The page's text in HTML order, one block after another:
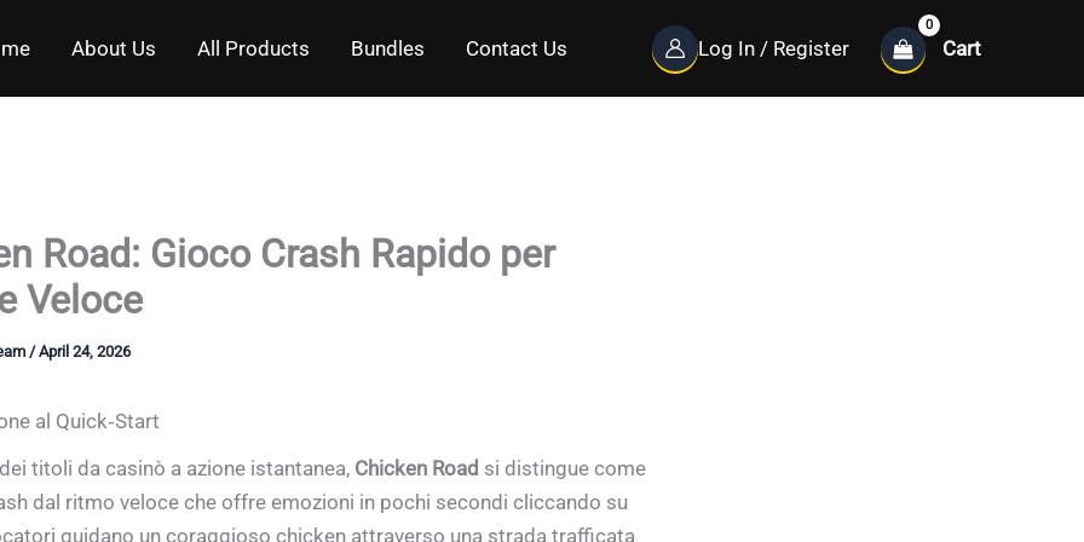
About Us All Products Bundles Contact Us Log In / Register Cart
Road: Gioco Crash Rapido per
Veloce
/April 24, 2026
al Quick‑Start
titoli da casinò a azione istantanea, Chicken Road si distingue come
dal ritmo veloce che offre emozioni in pochi secondi cliccando su
guidano un coraggioso chicken attraverso una strada trafficata